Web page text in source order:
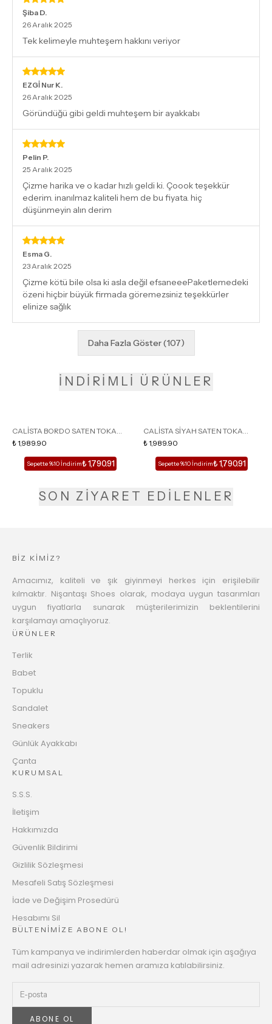
Şiba D.
26 Aralık 2025
Tek kelimeyle muhteşem hakkını veriyor
EZGİ Nur K.
26 Aralık 2025
Göründüğü gibi geldi muhteşem bir ayakkabı
Pelin P.
25 Aralık 2025
Çizme harika ve o kadar hızlı geldi ki. Çoook teşekkür
ederim. inanılmaz kaliteli hem de bu fiyata. hiç
düşünmeyin alın derim
Esma G.
23 Aralık 2025
Çizme kötü bile olsa ki asla değil efsaneeePaketlemedeki
özeni hiçbir büyük firmada göremezsiniz teşekkürler
elinize sağlık
Daha Fazla Göster(107)
İNDİRİMLİ ÜRÜNLER
CALİSTA BORDO SATEN TOKA
DETAY SİVRİ BURUN KADIN
TOPUKLU TERLİK
₺ 1,989.90
Sepette %10 İndirim₺ 1,790.91
CALİSTA SİYAH SATEN TOKA
DETAY SİVRİ BURUN KADIN
TOPUKLU TERLİK
₺ 1,989.90
Sepette %10 İndirim₺ 1,790.91
SON ZİYARET EDİLENLER
BİZ KİMİZ?
Amacımız, kaliteli ve şık giyinmeyi herkes için erişilebilir
kılmaktır. Nişantaşı Shoes olarak, modaya uygun tasarımları
uygun fiyatlarla sunarak müşterilerimizin beklentilerini
karşılamayı amaçlıyoruz.
ÜRÜNLER
Terlik
Babet
Topuklu
Sandalet
Sneakers
Günlük Ayakkabı
Çanta
KURUMSAL
S.S.S.
İletişim
Hakkımızda
Güvenlik Bildirimi
Gizlilik Sözleşmesi
Mesafeli Satış Sözleşmesi
İade ve Değişim Prosedürü
Hesabımı Sil
BÜLTENİMİZE ABONE OL!
Tüm kampanya ve indirimlerden haberdar olmak için aşağıya
mail adresinizi yazarak hemen aramıza katılabilirsiniz.
ABONE OL